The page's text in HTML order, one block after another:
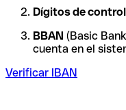
Dígitos de control
BBAN (Basic
cuenta en el
Verificar IBAN